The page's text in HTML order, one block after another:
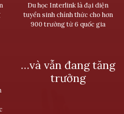
Du học Interlink là đại diện
tuyển sinh chính thức cho hơn
900 trường từ 6 quốc gia
…và vẫn đang tăng
trưởng